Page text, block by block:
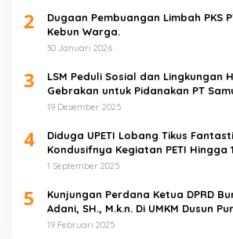
2
Dugaan Pembuangan Limbah PKS
Kebun Warga.
30 Januari 2026
3
LSM Peduli Sosial dan Lingkungan
Gebrakan untuk Pidanakan PT
atas Dugaan Pencemaran Limbah
19 Desember 2025
4
Diduga UPETI Lobang Tikus
Kondusifnya Kegiatan PETI Hingga
Total 1 Milyar Lebih per Bulan
1 September 2025
5
Kunjungan Perdana Ketua DPRD
Adani, SH., M.k.n. Di UMKM Dusun
19 Februari 2025